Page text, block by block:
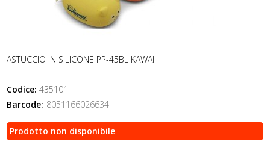
ASTUCCIO IN SILICONE PP-45BL KAWAII
Codice: 435101
Barcode: 8051166026634
Prodotto non disponibile